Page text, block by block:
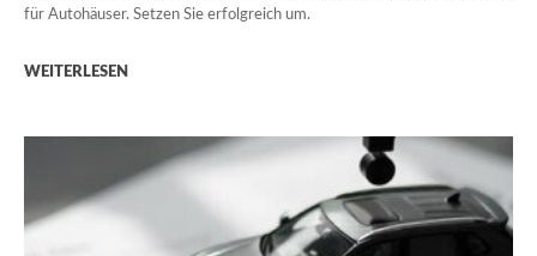
für Autohäuser. Setzen Sie erfolgreich um.
WEITERLESEN